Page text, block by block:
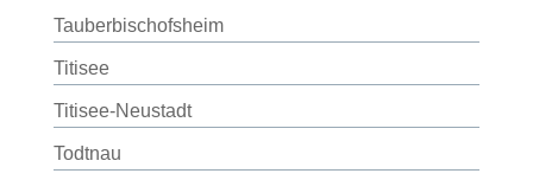
Tauberbischofsheim
Titisee
Titisee-Neustadt
Todtnau